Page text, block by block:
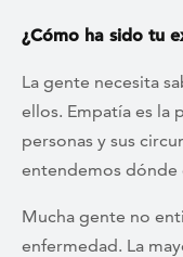
¿Cómo ha sido tu
La gente necesita
ellos. Empatía es la
personas y sus
entendemos dónde
Mucha gente no
enfermedad. La